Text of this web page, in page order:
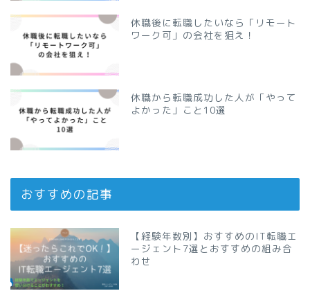
休職後に転職したいなら「リモート
ワーク可」の会社を狙え！
休職から転職成功した人が「やって
よかった」こと10選
おすすめの記事
【経験年数別】おすすめのIT転職エ
ージェント7選とおすすめの組み合
わせ